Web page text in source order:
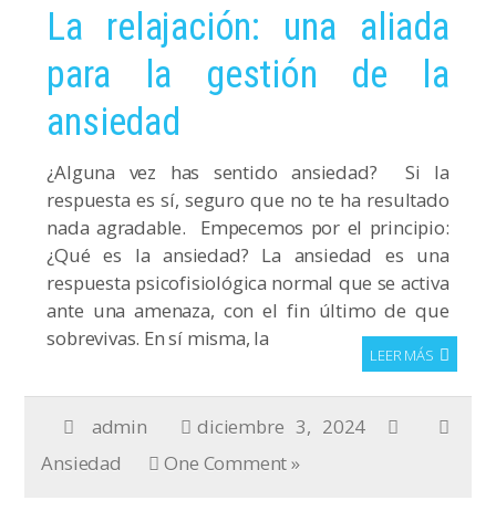
La relajación: una aliada
para la gestión de la
ansiedad
¿Alguna vez has sentido ansiedad? Si la
respuesta es sí, seguro que no te ha resultado
nada agradable. Empecemos por el principio:
¿Qué es la ansiedad? La ansiedad es una
respuesta psicofisiológica normal que se activa
ante una amenaza, con el fin último de que
sobrevivas. En sí misma, la
LEER MÁS
admin
diciembre 3, 2024
Ansiedad
One Comment »